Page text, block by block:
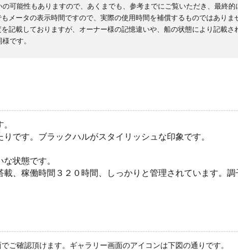
可能性もありますので、あくまでも、参考までにご覧いただき、最終的
ータの表示時間ですので、実際の使用時間を補償するものではありま
記載しておりますが、オーナー様の記憶違いや、船の状態により記載
です。
です。ブラックハルがスタイリッシュな印象です。
状態です。
、稼働時間３２０時間、しっかりと管理されています。調
ご確認頂けます。ギャラリー画面のアイコンは下図の通りです。